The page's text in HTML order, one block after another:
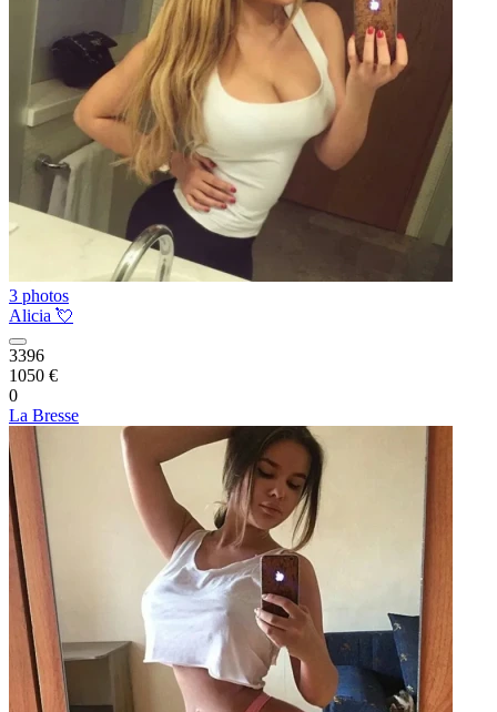
3 photos
Alicia 💘
3396
1050 €
0
La Bresse